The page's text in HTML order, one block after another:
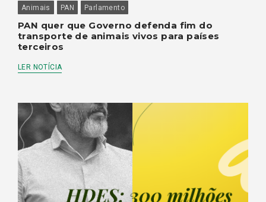
Animais PAN Parlamento
PAN quer que Governo defenda fim do
transporte de animais vivos para países
terceiros
LER NOTÍCIA